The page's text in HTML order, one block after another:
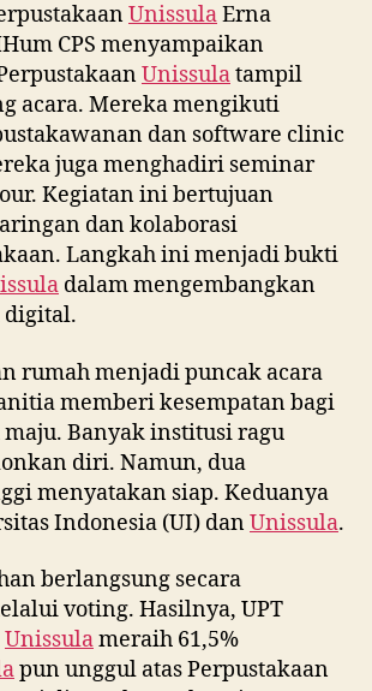
UnissulaErna
CPS menyampaikan
Unissulatampil
acara. Mereka mengikuti
dan software clinic
juga menghadiri seminar
Kegiatan ini bertujuan
dan kolaborasi
Langkah ini menjadi bukti
dalam mengembangkan
digital.
rumah menjadi puncak acara
memberi kesempatan bagi
Banyak institusi ragu
diri. Namun, dua
menyatakan siap. Keduanya
Indonesia (UI) danUnissula.
berlangsung secara
voting. Hasilnya, UPT
Unissulameraih 61,5%
pun unggul atas Perpustakaan